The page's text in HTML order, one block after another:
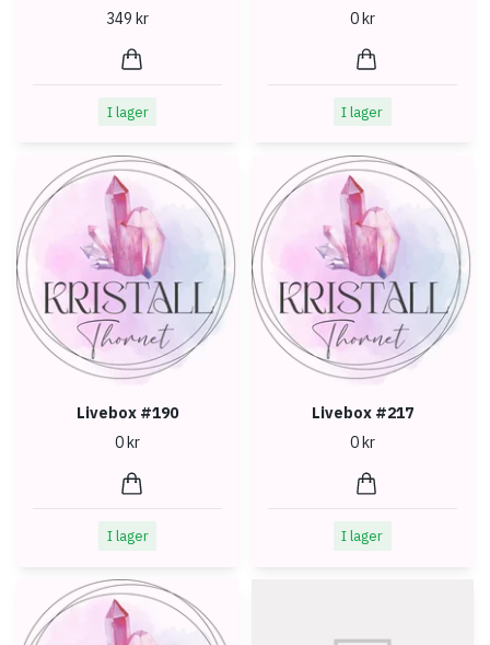
349 kr
I lager
0 kr
I lager
Livebox #190
0 kr
I lager
Livebox #217
0 kr
I lager